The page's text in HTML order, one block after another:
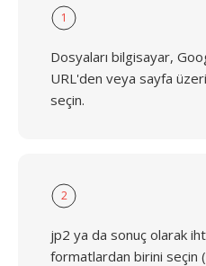
1
Dosyaları bilgisayar,
URL'den veya sayfa
seçin.
2
jp2 ya da sonuç olarak
formatlardan birini seçin